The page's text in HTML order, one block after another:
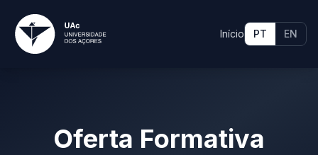
Início PT EN
Oferta Formativa